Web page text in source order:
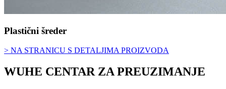
Plastični šreder
> NA STRANICU S DETALJIMA PROIZVODA
WUHE CENTAR ZA PREUZIMANJE